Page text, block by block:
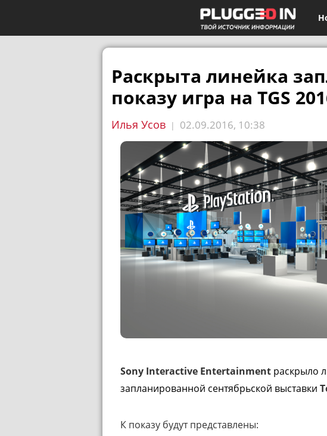
Раскрыта линейка
показу игра на TGS
Илья Усов | 02.09.2016, 10:38
Sony Interactive Entertainment раскрыло
запланированной сентябрьской выставки
К показу будут представлены: